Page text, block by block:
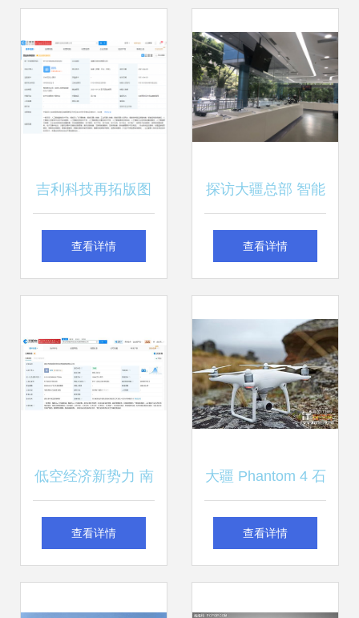
无人家机市场迎来
新变革
碑
吉利科技再拓版图
关联企业成立新公
飞行器市场
查看详情
探访大疆总部 智能
无人飞行器的创新
查看详情
低空经济新势力 南
充安智创科携1亿
查看详情
大疆 Phantom 4 石
家庄促销 8999元
查看详情